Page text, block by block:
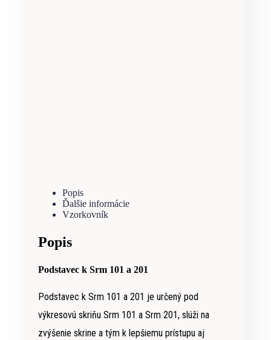
Popis
Ďalšie informácie
Vzorkovník
Popis
Podstavec k Srm 101 a 201
Podstavec k Srm 101 a 201 je určený pod
výkresovú skriňu Srm 101 a Srm 201, slúži na
zvýšenie skrine a tým k lepšiemu prístupu aj